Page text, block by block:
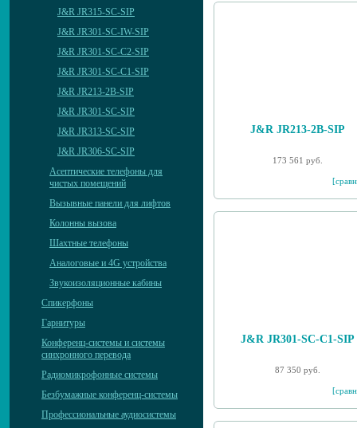
J&R JR315-SC-SIP
J&R JR301-SC-IW-SIP
J&R JR301-SC-C2-SIP
J&R JR301-SC-C1-SIP
J&R JR213-2B-SIP
J&R JR301-SC-SIP
J&R JR313-SC-SIP
J&R JR306-SC-SIP
Асептические телефоны для
чистых помещений
Вызывные панели для лифтов
Колонны вызова
Шахтные телефоны
Аналоговые и 4G устройства
Звукоизоляционные кабины
Спикерфоны
Гарнитуры
Конференц-системы и системы
синхронного перевода
Радиомикрофонные системы
Безбумажные конференц-системы
Профессиональные аудиосистемы
J&R JR213-2B-SIP
173 561 руб.
J&R JR301-SC-C1-SIP
87 350 руб.